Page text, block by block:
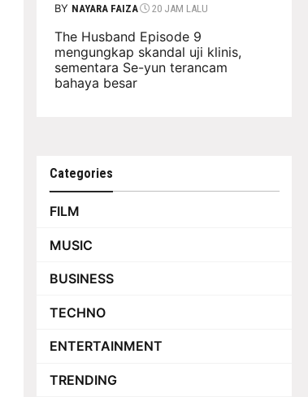
BY NAYARA FAIZA 20 JAM LALU
The Husband Episode 9
mengungkap skandal uji klinis,
sementara Se-yun terancam
bahaya besar
Categories
FILM
MUSIC
BUSINESS
TECHNO
ENTERTAINMENT
TRENDING